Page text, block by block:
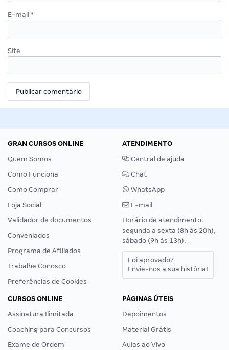
E-mail *
Site
GRAN CURSOS ONLINE
Quem Somos
Como Funciona
Como Comprar
Loja Social
Validador de documentos
Conveniados
Programa de Afiliados
Trabalhe Conosco
Preferências de Cookies
ATENDIMENTO
Central de ajuda
Chat
WhatsApp
E-mail
Horário de atendimento:
segunda a sexta (8h às 20h),
sábado (9h às 13h).
Foi aprovado?
Envie-nos a sua história!
CURSOS ONLINE
Assinatura Ilimitada
Coaching para Concursos
Exame de Ordem
PÁGINAS ÚTEIS
Depoimentos
Material Grátis
Aulas ao Vivo